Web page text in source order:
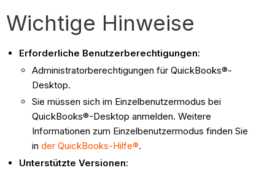
Wichtige Hinweise
Erforderliche Benutzerberechtigungen:
Administratorberechtigungen für QuickBooks®-
Desktop.
Sie müssen sich im Einzelbenutzermodus bei
QuickBooks®-Desktop anmelden. Weitere
Informationen zum Einzelbenutzermodus finden Sie
inder QuickBooks-Hilfe®.
Unterstützte Versionen: